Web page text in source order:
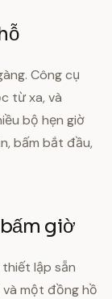
Công cụ
từ xa, và
bộ hẹn giờ
bấm bắt đầu,
giờ
lập sẵn
và một đồng hồ